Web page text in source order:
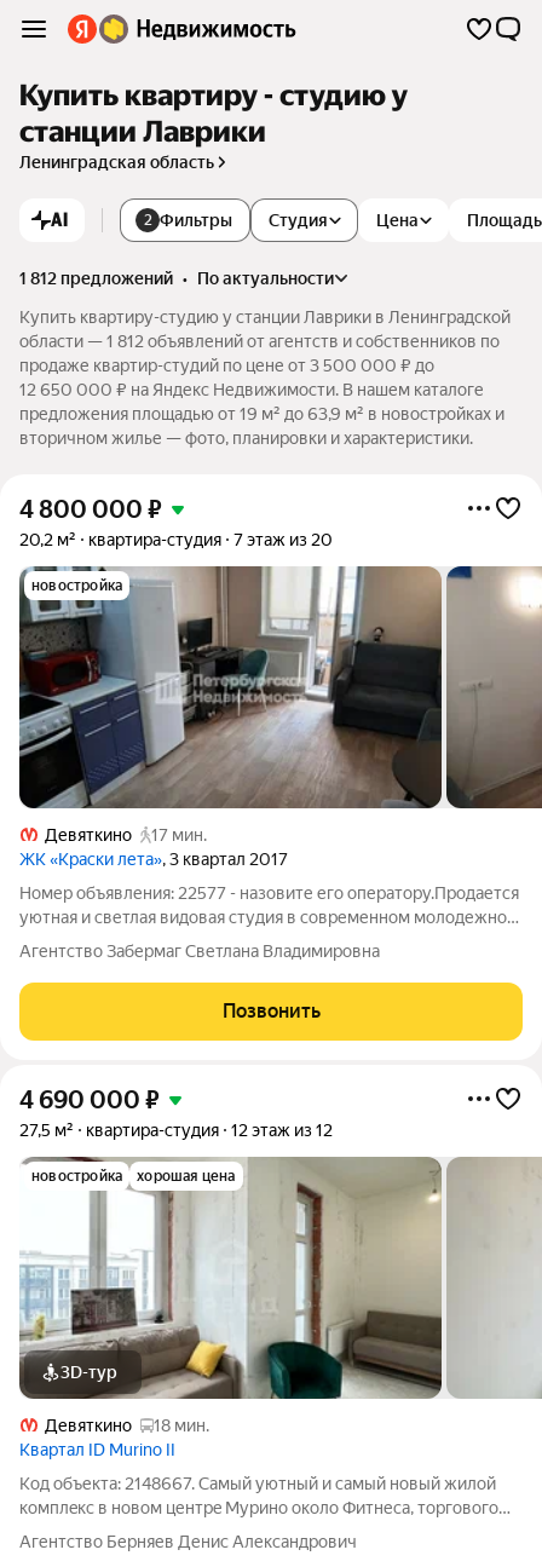
Купить квартиру - студию у
станции Лаврики
Ленинградская область
AI 2 Фильтры Студия Цена Площадь
1 812 предложений •
по актуальности
Купить квартиру-студию у станции Лаврики в Ленинградской
области — 1 812 объявлений от агентств и собственников по
продаже квартир-студий по цене от 3 500 000 ₽ до
12 650 000 ₽ на Яндекс Недвижимости. В нашем каталоге
предложения площадью от 19 м² до 63,9 м² в новостройках и
вторичном жилье — фото, планировки и характеристики.
4 800 000 ₽
20,2 м² квартира-студия 7 этаж из 20
новостройка
Девяткино
17 мин.
ЖК «Краски лета», 3 квартал 2017
Номер объявления: 22577 - назовите его оператору.Продается
уютная и светлая видовая студия в современном молодежном
районе. Идеальный вариант в качестве первой квартиры. О
Дом:
Агентство Забермаг Светлана Владимировна
Позвонить
4 690 000 ₽
27,5 м² квартира-студия 12 этаж из 12
новостройка хорошая цена
3D-тур
Девяткино
18 мин.
Квартал ID Murino II
Код объекта: 2148667. Сaмый уютный и сaмый новый жилoй
комплeкc в новом центрe Mуpинo oколо Фитнеca, тoргoвого
центpа Heбо и дpугих центpов притяжения !!! О КВАРТИРЕ:
-общая площадь- 25.7 кв.м, -высота потолков -3,10 м, -окна во
Агентство Берняев Денис Александрович